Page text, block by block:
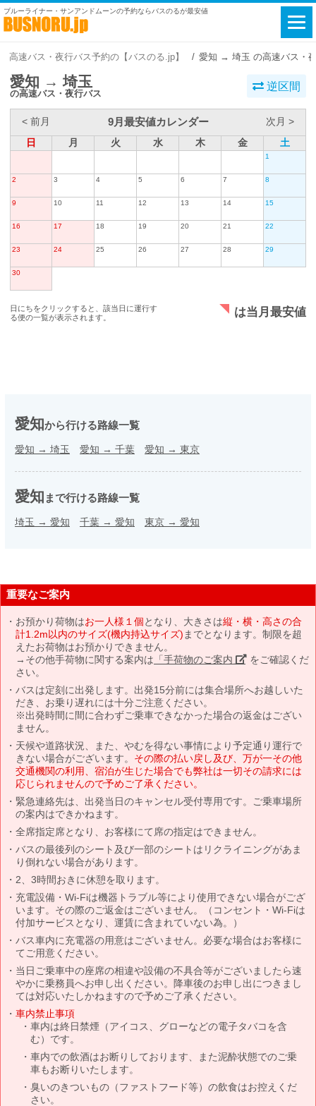
ブルーライナー・サンアンドムーンの予約ならバスのるが最安値
高速バス・夜行バス予約の【バスのる.jp】 愛知 → 埼玉 の高速バス・
愛知 → 埼玉
の高速バス・夜行バス
逆区間
< 前月 9月最安値カレンダー
次月 >
日
月 火 水 木 金 土
1
2 3 4 5 6 7 8
9 10 11 12 13 14 15
16 17 18 19 20 21 22
23 24 25 26 27 28 29
30
日にちをクリックすると、該当日に運行す
る便の一覧が表示されます。
は当月最安値
愛知から行ける路線一覧
愛知 → 埼玉 愛知 → 千葉 愛知 → 東京
愛知 まで行ける路線一覧
埼玉 → 愛知 千葉 → 愛知 東京 → 愛知
重要なご案内
お預かり荷物はお一人様１個となり、大きさは縦・横・高さの合
計1.2m以内のサイズ(機内持込サイズ) までとなります。制限を超
えたお荷物はお預かりできません。
→その他手荷物に関する案内は 「手荷物のご案内」 をご確認くだ
さい。
バスは定刻に出発します。出発15分前には集合場所へお越しいた
だき、お乗り遅れには十分ご注意ください。
※出発時間に間に合わずご乗車できなかった場合の返金はござい
ません。
天候や道路状況、また、やむを得ない事情により予定通り運行で
きない場合がございます。 その際の払い戻し及び、万が一その他
交通機関の利用、宿泊が生じた場合でも弊社は一切その請求には
応じられませんので予めご了承ください。
緊急連絡先は、出発当日のキャンセル受付専用です。ご乗車場所
の案内はできかねます。
全席指定席となり、お客様にて席の指定はできません。
バスの最後列のシート及び一部のシートはリクライニングがあま
り倒れない場合があります。
2、3時間おきに休憩を取ります。
充電設備・Wi-Fiは機器トラブル等により使用できない場合がござ
います。その際のご返金はございません。（コンセント・Wi-Fiは
付加サービスとなり、運賃に含まれていない為。）
バス車内に充電器の用意はございません。必要な場合はお客様に
てご用意ください。
当日ご乗車中の座席の相違や設備の不具合等がございましたら速
やかに乗務員へお申し出ください。降車後のお申し出につきまし
ては対応いたしかねますので予めご了承ください。
車内禁止事項
車内は終日禁煙（アイコス、グローなどの電子タバコを含
む）です。
車内での飲酒はお断りしております、また泥酔状態でのご乗
車もお断りいたします。
臭いのきついもの（ファストフード等）の飲食はお控えくだ
さい。